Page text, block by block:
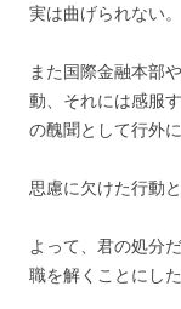
実は曲げられない。
また国際金融本部
動、それには感服
の醜聞として行外
思慮に欠けた行動
よって、君の処分
職を解くことにした